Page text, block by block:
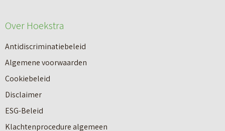
Over Hoekstra
Antidiscriminatiebeleid
Algemene voorwaarden
Cookiebeleid
Disclaimer
ESG-Beleid
Klachtenprocedure algemeen